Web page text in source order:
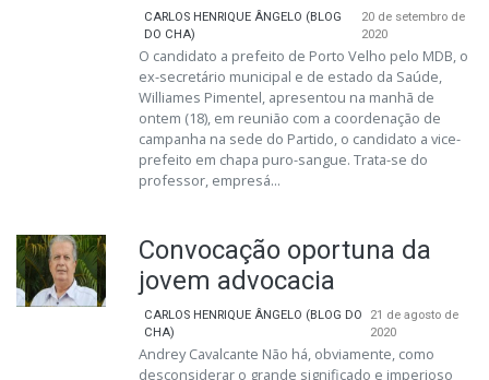
CARLOS HENRIQUE ÂNGELO (BLOG
DO CHA)
20 de setembro de
2020
O candidato a prefeito de Porto Velho pelo MDB, o
ex-secretário municipal e de estado da Saúde,
Williames Pimentel, apresentou na manhã de
ontem (18), em reunião com a coordenação de
campanha na sede do Partido, o candidato a vice-
prefeito em chapa puro-sangue. Trata-se do
professor, empresá...
Convocação oportuna da
jovem advocacia
CARLOS HENRIQUE ÂNGELO (BLOG DO
CHA)
21 de agosto de
2020
Andrey Cavalcante Não há, obviamente, como
desconsiderar o grande significado e imperioso